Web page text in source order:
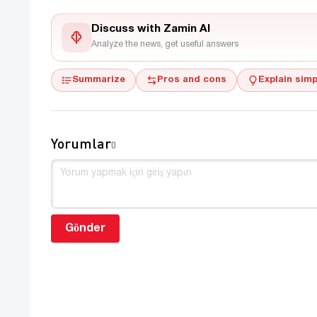
Discuss with Zamin AI
Analyze the news, get useful answers
Summarize Pros and cons Explain
Yorumlar0
Gönder